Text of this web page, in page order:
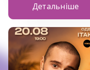
Детальніше